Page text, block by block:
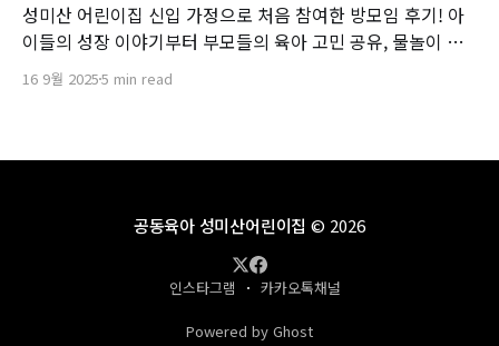
성미산 어린이집 신입 가정으로 처음 참여한 방모임 후기! 아
이들의 성장 이야기부터 부모들의 육아 고민 공유, 물놀이 준
비와 미디어 사용 약속까지 함께 나눈 소중한 경험을 소개합니
16 9월 20255 min read
공동육아 성미산어린이집 © 2026
인스타그램 카카오톡채널
Powered by Ghost